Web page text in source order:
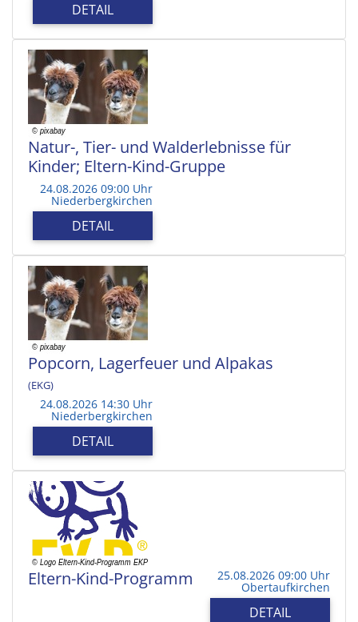
DETAIL
Natur-, Tier- und Walderlebnisse für
Kinder; Eltern-Kind-Gruppe
24.08.2026 09:00 Uhr
Niederbergkirchen
DETAIL
Popcorn, Lagerfeuer und Alpakas
(EKG)
24.08.2026 14:30 Uhr
Niederbergkirchen
DETAIL
Eltern-Kind-Programm 25.08.2026 09:00 Uhr
Obertaufkirchen
DETAIL